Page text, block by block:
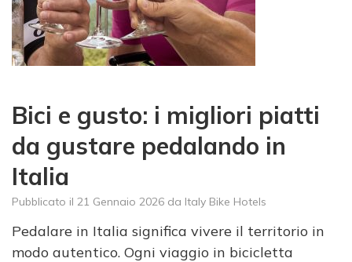
Bici e gusto: i migliori piatti
da gustare pedalando in
Italia
Pubblicato il 21 Gennaio 2026 da Italy Bike Hotels
Pedalare in Italia significa vivere il territorio in
modo autentico. Ogni viaggio in bicicletta